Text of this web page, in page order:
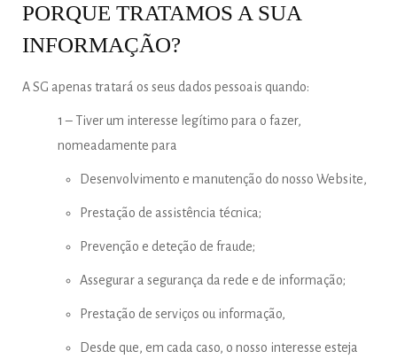
PORQUE TRATAMOS A SUA
INFORMAÇÃO?
A SG apenas tratará os seus dados pessoais quando:
1 – Tiver um interesse legítimo para o fazer,
nomeadamente para
Desenvolvimento e manutenção do nosso Website,
Prestação de assistência técnica;
Prevenção e deteção de fraude;
Assegurar a segurança da rede e de informação;
Prestação de serviços ou informação,
Desde que, em cada caso, o nosso interesse esteja